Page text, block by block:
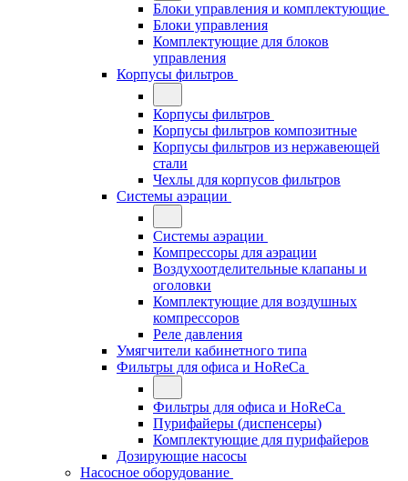
Блоки управления и комплектующие
Блоки управления
Комплектующие для блоков
управления
Корпусы фильтров
Корпусы фильтров
Корпусы фильтров композитные
Корпусы фильтров из нержавеющей
стали
Чехлы для корпусов фильтров
Системы аэрации
Системы аэрации
Компрессоры для аэрации
Воздухоотделительные клапаны и
оголовки
Комплектующие для воздушных
компрессоров
Реле давления
Умягчители кабинетного типа
Фильтры для офиса и HoReCa
Фильтры для офиса и HoReCa
Пурифайеры (диспенсеры)
Комплектующие для пурифайеров
Дозирующие насосы
Насосное оборудование